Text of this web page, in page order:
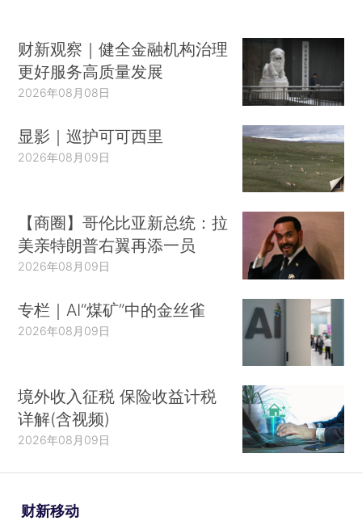
财新观察｜健全金融机构治理
更好服务高质量发展
2026年08月08日
显影｜巡护可可西里
2026年08月09日
【商圈】哥伦比亚新总统：拉
美亲特朗普右翼再添一员
2026年08月09日
专栏｜AI“煤矿”中的金丝雀
2026年08月09日
境外收入征税 保险收益计税
详解(含视频)
2026年08月09日
财新移动